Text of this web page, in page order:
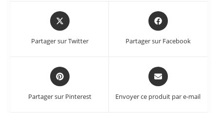
Partager sur Twitter Partager sur Facebook
Partager sur Pinterest Envoyer ce produit par e-mail